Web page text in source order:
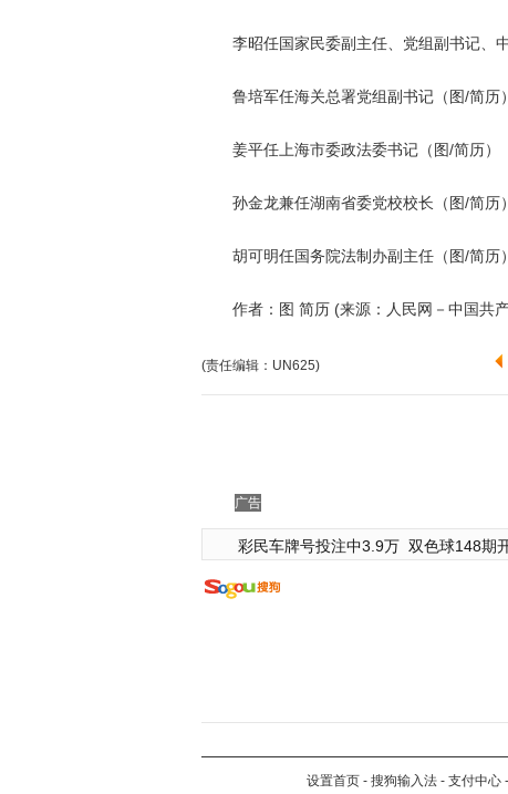
李昭任国家民委副主任、党组副书记、
鲁培军任海关总署党组副书记（图/简历）
姜平任上海市委政法委书记（图/简历）
孙金龙兼任湖南省委党校校长（图/简历）
胡可明任国务院法制办副主任（图/简历）
作者：图 简历 (来源：人民网－中国共
(责任编辑：UN625)
广告
彩民车牌号投注中3.9万 双色球148期
设置首页 - 搜狗输入法 - 支付中心 -